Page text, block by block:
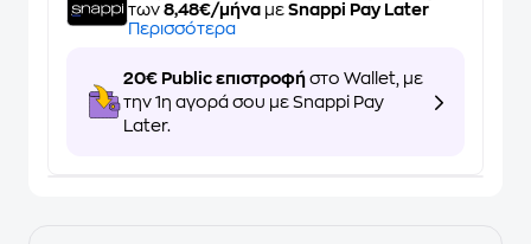
των 8,48€/μήνα με Snappi Pay Later
Περισσότερα
20€ Public επιστροφή στο Wallet, με
την 1η αγορά σου με Snappi Pay
Later.